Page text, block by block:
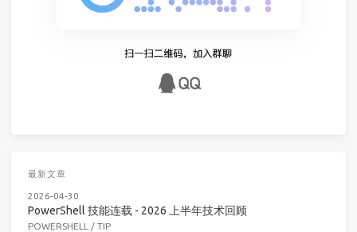
最新文章
2026-04-30
PowerShell 技能连载 - 2026 上半年技术回顾
POWERSHELL / TIP